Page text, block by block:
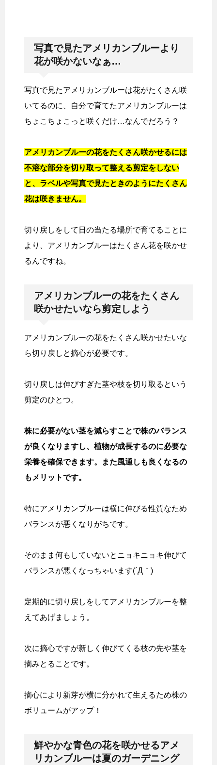
写真で見たアメリカンブルーより
花が咲かないなぁ…
写真で見たアメリカンブルーは花がたくさん咲
いてるのに、自分で育てたアメリカンブルーは
ちょこちょこっと咲くだけ…なんでだろう？
アメリカンブルーの花をたくさん咲かせるには
不溶な部分を切り取って整える剪定をしない
と、ラベルや写真で見たときのようにたくさん
花は咲きません。
切り戻しをして日の当たる場所で育てることに
より、アメリカンブルーはたくさん花を咲かせ
るんですね。
アメリカンブルーの花をたくさん
咲かせたいなら剪定しよう
アメリカンブルーの花をたくさん咲かせたいな
ら切り戻しと摘心が必要です。
切り戻しは伸びすぎた茎や枝を切り取るという
剪定のひとつ。
株に必要がない茎を減らすことで株のバランス
が良くなりますし、植物が成長するのに必要な
栄養を確保できます。また風通しも良くなるの
もメリットです。
特にアメリカンブルーは横に伸びる性質なため
バランスが悪くなりがちです。
そのまま何もしていないとニョキニョキ伸びて
バランスが悪くなっちゃいます(´Д｀)
定期的に切り戻しをしてアメリカンブルーを整
えてあげましょう。
次に摘心ですが新しく伸びてくる枝の先や茎を
摘みとることです。
摘心により新芽が横に分かれて生えるため株の
ボリュームがアップ！
鮮やかな青色の花を咲かせるアメ
リカンブルーは夏のガーデニング